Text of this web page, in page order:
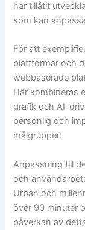
har tillåtit
som kan
För att
plattformar och
webbaserade
Här kombineras
grafik och AI-
personlig och
målgrupper.
Anpassning till
och
Urban och
över 90 minuter
påverkan av